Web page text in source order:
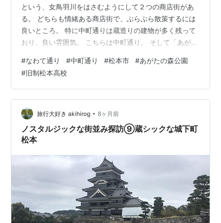
という、女鳥羽川をはさむようにして２つの商店街があ
る。 どちらも情緒ある商店街で、ぶらぶら散策するには
良いところ。 特に中町通りは蔵造りの建物が多く残って
おり、良い雰囲気。 こちらは中町通り。 そして「あがた
旅のとき、ここを目指した。 北杜夫さんの書斎を再現し
た一角。 北杜夫さんの著作はほとんど全部読んでいる。
#なわて通り #中町通り #松本市 #あがたの森公園
#旧制松本高校
旅行大好き akihirog • 8ヶ月前
ノスタルジックな街並み探訪⑨蔵シックな城下町
松本